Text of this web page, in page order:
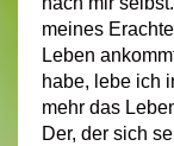
meines
Leben
habe, lebe ich
mehr das
Der, der sich